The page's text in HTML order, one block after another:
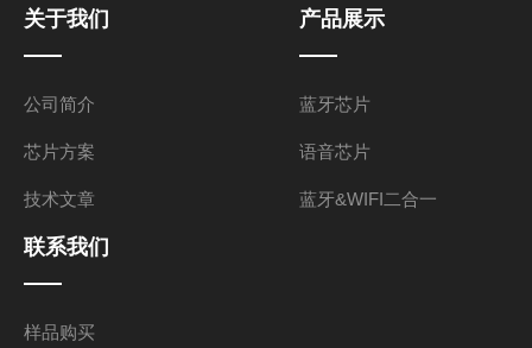
关于我们
公司简介
芯片方案
技术文章
产品展示
蓝牙芯片
语音芯片
蓝牙&WIFI二合一
联系我们
样品购买